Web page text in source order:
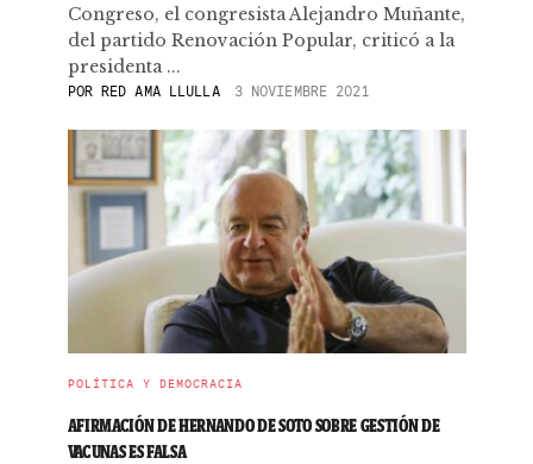
Congreso, el congresista Alejandro Muñante,
del partido Renovación Popular, criticó a la
presidenta ...
PORRED AMA LLULLA 3 NOVIEMBRE 2021
POLÍTICA Y DEMOCRACIA
AFIRMACIÓN DE HERNANDO DE SOTO SOBRE GESTIÓN DE
VACUNAS ES FALSA